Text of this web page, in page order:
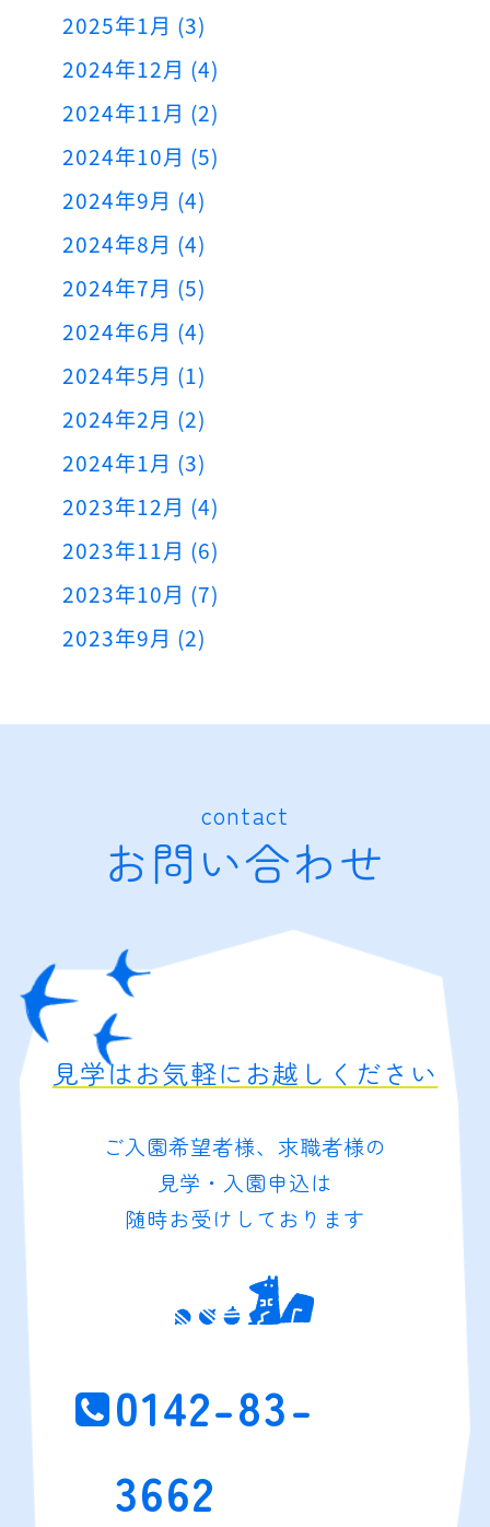
2025年1月 (3)
2024年12月 (4)
2024年11月 (2)
2024年10月 (5)
2024年9月 (4)
2024年8月 (4)
2024年7月 (5)
2024年6月 (4)
2024年5月 (1)
2024年2月 (2)
2024年1月 (3)
2023年12月 (4)
2023年11月 (6)
2023年10月 (7)
2023年9月 (2)
contact
お問い合わせ
見学はお気軽にお越しください
ご入園希望者様、求職者様の
見学・入園申込は
随時お受けしております
0142-83-
3662